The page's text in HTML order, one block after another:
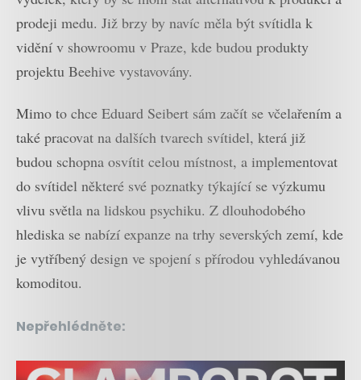
prodeji medu. Již brzy by navíc měla být svítidla k
vidění v showroomu v Praze, kde budou produkty
projektu Beehive vystavovány.
Mimo to chce Eduard Seibert sám začít se včelařením a
také pracovat na dalších tvarech svítidel, která již
budou schopna osvítit celou místnost, a implementovat
do svítidel některé své poznatky týkající se výzkumu
vlivu světla na lidskou psychiku. Z dlouhodobého
hlediska se nabízí expanze na trhy severských zemí, kde
je vytříbený design ve spojení s přírodou vyhledávanou
komoditou.
Nepřehlédněte: